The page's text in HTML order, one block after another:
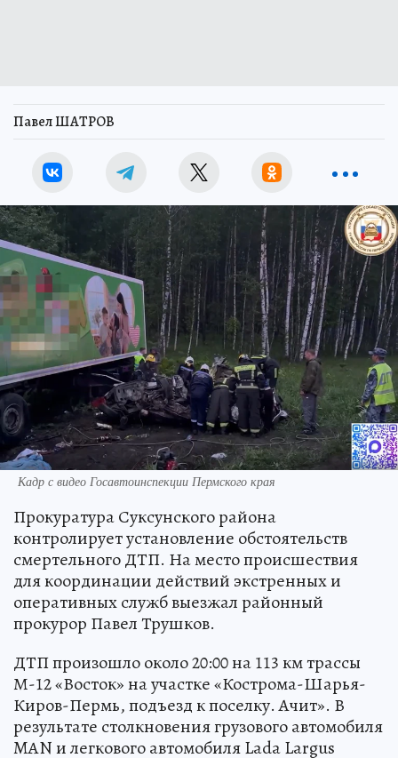
Павел ШАТРОВ
Кадр с видео Госавтоинспекции Пермского края
Прокуратура Суксунского района
контролирует установление обстоятельств
смертельного ДТП. На место происшествия
для координации действий экстренных и
оперативных служб выезжал районный
прокурор Павел Трушков.
ДТП произошло около 20:00 на 113 км трассы
М-12 «Восток» на участке «Кострома-Шарья-
Киров-Пермь, подъезд к поселку. Ачит». В
результате столкновения грузового автомобиля
MAN и легкового автомобиля Lada Largus